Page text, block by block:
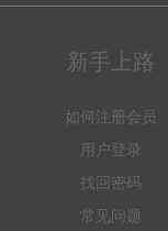
新手上路
如何注册会员
用户登录
找回密码
常见问题